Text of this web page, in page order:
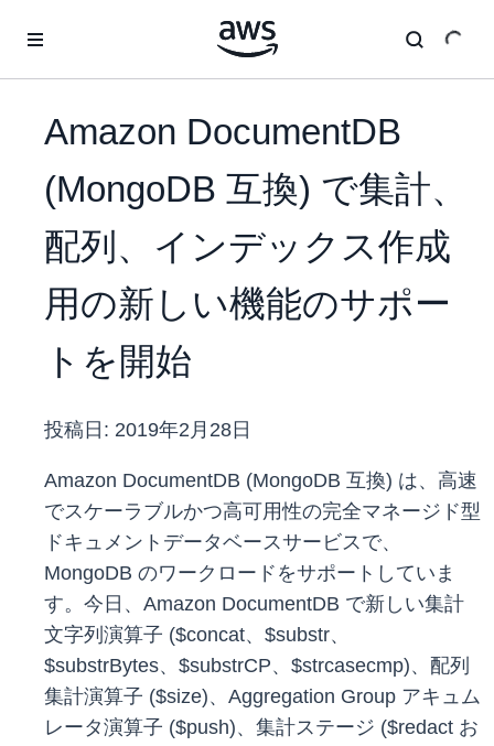
Amazon DocumentDB
(MongoDB 互換) で集計、
配列、インデックス作成
用の新しい機能のサポー
トを開始
投稿日: 2019年2月28日
Amazon DocumentDB (MongoDB 互換) は、高速
でスケーラブルかつ高可用性の完全マネージド型
ドキュメントデータベースサービスで、
MongoDB のワークロードをサポートしていま
す。今日、Amazon DocumentDB で新しい集計
文字列演算子 ($concat、$substr、
$substrBytes、$substrCP、$strcasecmp)、配列
集計演算子 ($size)、Aggregation Group アキュム
レータ演算子 ($push)、集計ステージ ($redact お